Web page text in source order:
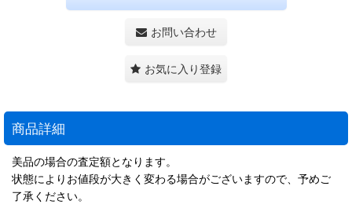
お問い合わせ
お気に入り登録
商品詳細
美品の場合の査定額となります。
状態によりお値段が大きく変わる場合がございますので、予めご
了承ください。